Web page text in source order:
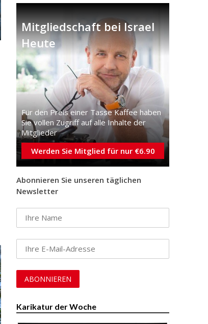
Mitgliedschaft bei Israel
Heute
Für den Preis einer Tasse Kaffee haben
Sie vollen Zugriff auf alle Inhalte der
Mitglieder
Werden Sie Mitglied für nur €6.90
Abonnieren Sie unseren täglichen
Newsletter
Karikatur der Woche